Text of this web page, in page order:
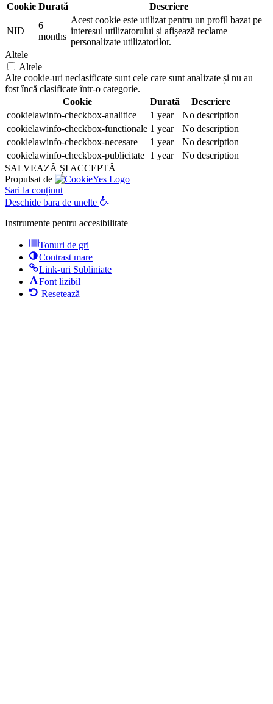
Cookie Durată Descriere
NID
6
months
Acest cookie este utilizat pentru un profil bazat pe
interesul utilizatorului și afișează reclame
personalizate utilizatorilor.
Altele
Altele
Alte cookie-uri neclasificate sunt cele care sunt analizate și nu au
fost încă clasificate într-o categorie.
Cookie
Durată
Descriere
cookielawinfo-checkbox-analitice
1 year
No description
cookielawinfo-checkbox-functionale 1 year
No description
cookielawinfo-checkbox-necesare
1 year
No description
cookielawinfo-checkbox-publicitate 1 year
No description
SALVEAZĂ ȘI ACCEPTĂ
Propulsat de
Sari la conținut
Deschide bara de unelte
Instrumente pentru accesibilitate
Tonuri de gri
Contrast mare
Link-uri Subliniate
Font lizibil
Resetează